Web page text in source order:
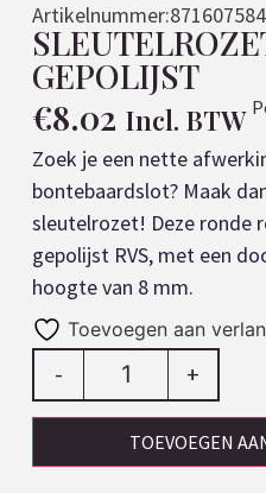
Artikelnummer:
GEPOLIJST
€8.02 Incl. BTW
Zoek je een nette
bontebaardslot? Maak
sleutelrozet! Deze ronde
gepolijst RVS, met een
hoogte van 8 mm.
Toevoegen aan
- +
TOEVOEGEN